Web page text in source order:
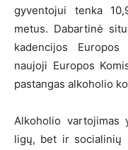
gyventojui tenka
metus. Dabartinė
kadencijos
naujoji Europos
pastangas alkoholio
Alkoholio
ligų, bet ir socialinių